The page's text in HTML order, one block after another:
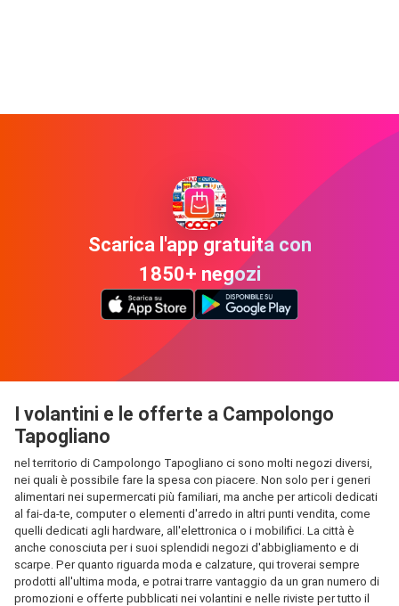
Scarica l'app gratuita con
1850+ negozi
I volantini e le offerte a Campolongo
Tapogliano
nel territorio di Campolongo Tapogliano ci sono molti negozi diversi,
nei quali è possibile fare la spesa con piacere. Non solo per i generi
alimentari nei supermercati più familiari, ma anche per articoli dedicati
al fai-da-te, computer o elementi d'arredo in altri punti vendita, come
quelli dedicati agli hardware, all'elettronica o i mobilifici. La città è
anche conosciuta per i suoi splendidi negozi d'abbigliamento e di
scarpe. Per quanto riguarda moda e calzature, qui troverai sempre
prodotti all'ultima moda, e potrai trarre vantaggio da un gran numero di
promozioni e offerte pubblicati nei volantini e nelle riviste per tutto il